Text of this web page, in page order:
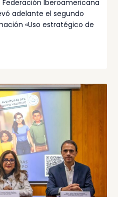
Iberoamericana
adelante el segundo
«Uso estratégico de